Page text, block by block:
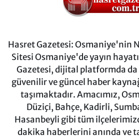
Hasret Gazetesi: Osmaniye'nin
Sitesi Osmaniye'de yayın
Gazetesi, dijital platformda
güvenilir ve güncel haber
taşımaktadır. Amacımız,
Düziçi, Bahçe, Kadirli,
Hasanbeyli gibi tüm
dakika haberlerini anında ve